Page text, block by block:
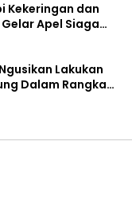
Kekeringan dan
Apel Siaga
Lakukan
Dalam Rangka